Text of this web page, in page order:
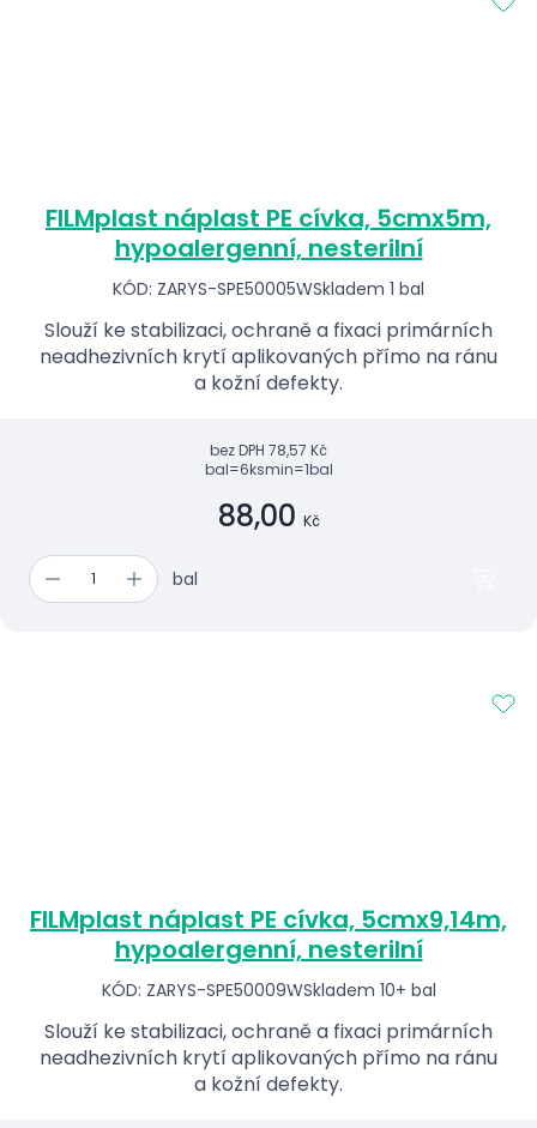
FILMplast náplast PE cívka, 5cmx5m,
hypoalergenní, nesterilní
KÓD: ZARYS-SPE50005WSkladem 1 bal
Slouží ke stabilizaci, ochraně a fixaci primárních
neadhezivních krytí aplikovaných přímo na ránu
a kožní defekty.
bez DPH 78,57 Kč
bal=6ksmin=1bal
88,00 Kč
bal
FILMplast náplast PE cívka, 5cmx9,14m,
hypoalergenní, nesterilní
KÓD: ZARYS-SPE50009WSkladem 10+ bal
Slouží ke stabilizaci, ochraně a fixaci primárních
neadhezivních krytí aplikovaných přímo na ránu
a kožní defekty.